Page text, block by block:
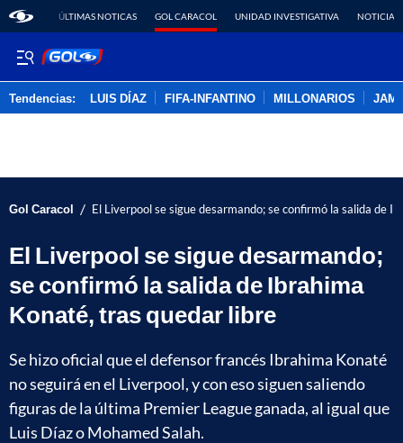
ÚLTIMAS NOTICAS GOL CARACOL UNIDAD INVESTIGATIVA NOTICIAS
Tendencias: LUIS DÍAZ FIFA-INFANTINO MILLONARIOS
Gol Caracol / El Liverpool se sigue desarmando; se confirmó la salida de
El Liverpool se sigue desarmando;
se confirmó la salida de Ibrahima
Konaté, tras quedar libre
Se hizo oficial que el defensor francés Ibrahima Konaté
no seguirá en el Liverpool, y con eso siguen saliendo
figuras de la última Premier League ganada, al igual que
Luis Díaz o Mohamed Salah.